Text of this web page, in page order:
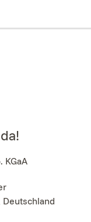
KGaA
Deutschland